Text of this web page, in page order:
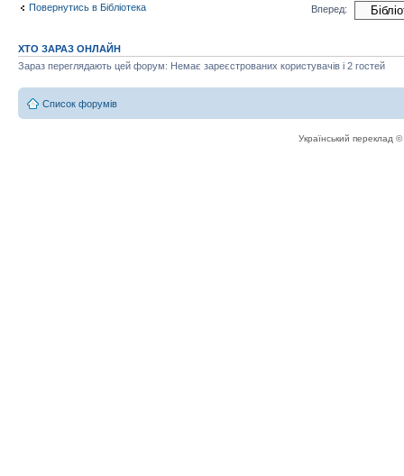
Повернутись в Бібліотека Вперед:
ХТО ЗАРАЗ ОНЛАЙН
Зараз переглядають цей форум: Немає зареєстрованих користувачів і 2 гостей
Список форумів
Український переклад